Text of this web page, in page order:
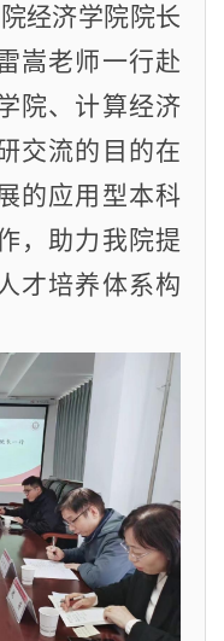
经济学院院长
嵩老师一行赴
院、计算经济
交流的目的在
的应用型本科
，助力我院提
才培养体系构